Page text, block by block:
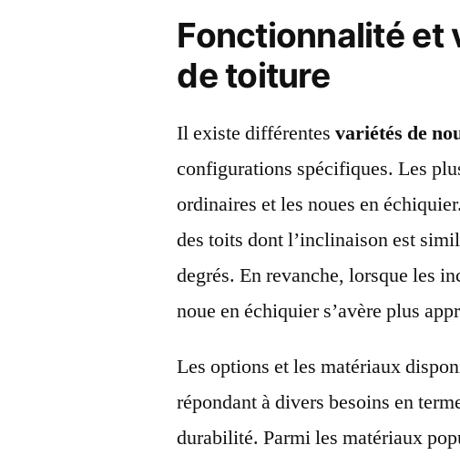
Fonctionnalité et
de toiture
Il existe différentesvariétés de
configurations spécifiques. Les
ordinaires et les noues en
des toits dont l’inclinaison est
degrés. En revanche, lorsque les
noue en échiquier s’avère plus
Les options et les matériaux
répondant à divers besoins en
durabilité. Parmi les matériaux